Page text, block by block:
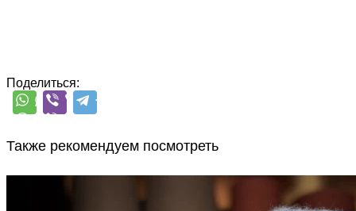
Поделиться:
Также рекомендуем посмотреть